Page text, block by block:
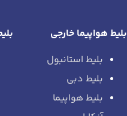
بلیط هواپیما خارجی
بلیط استانبول
بلیط دبی
بلیط هواپیما